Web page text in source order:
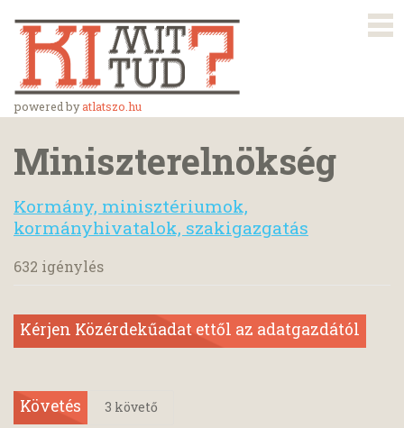
powered byatlatszo.hu
Miniszterelnökség
Kormány, minisztériumok,
kormányhivatalok, szakigazgatás
632 igénylés
Kérjen Közérdekűadat ettől az adatgazdától
Követés 3 követő